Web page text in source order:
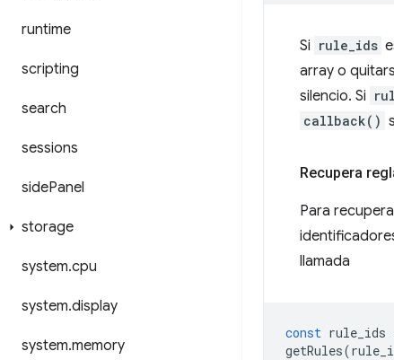
runtime
scripting
search
sessions
sidePanel
storage
system.cpu
system.display
system.memory
Si rule_ids
array o
silencio. Si
callback()
Recupera
Para
llamada
const rule_ids
getRules(